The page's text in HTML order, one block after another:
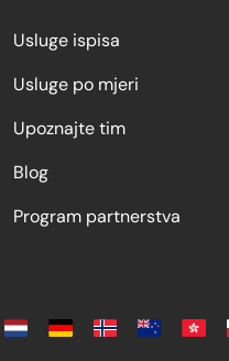
Usluge ispisa
Usluge po mjeri
Upoznajte tim
Blog
Program partnerstva